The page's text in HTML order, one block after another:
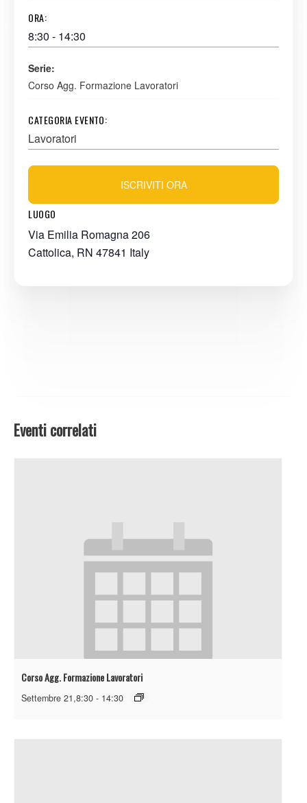
ORA:
8:30 - 14:30
Serie:
Corso Agg. Formazione Lavoratori
CATEGORIA EVENTO:
Lavoratori
LUOGO
Via Emilia Romagna 206
Cattolica, RN 47841 Italy
ISCRIVITI ORA
Eventi correlati
Corso Agg. Formazione Lavoratori
Settembre 21,8:30 - 14:30